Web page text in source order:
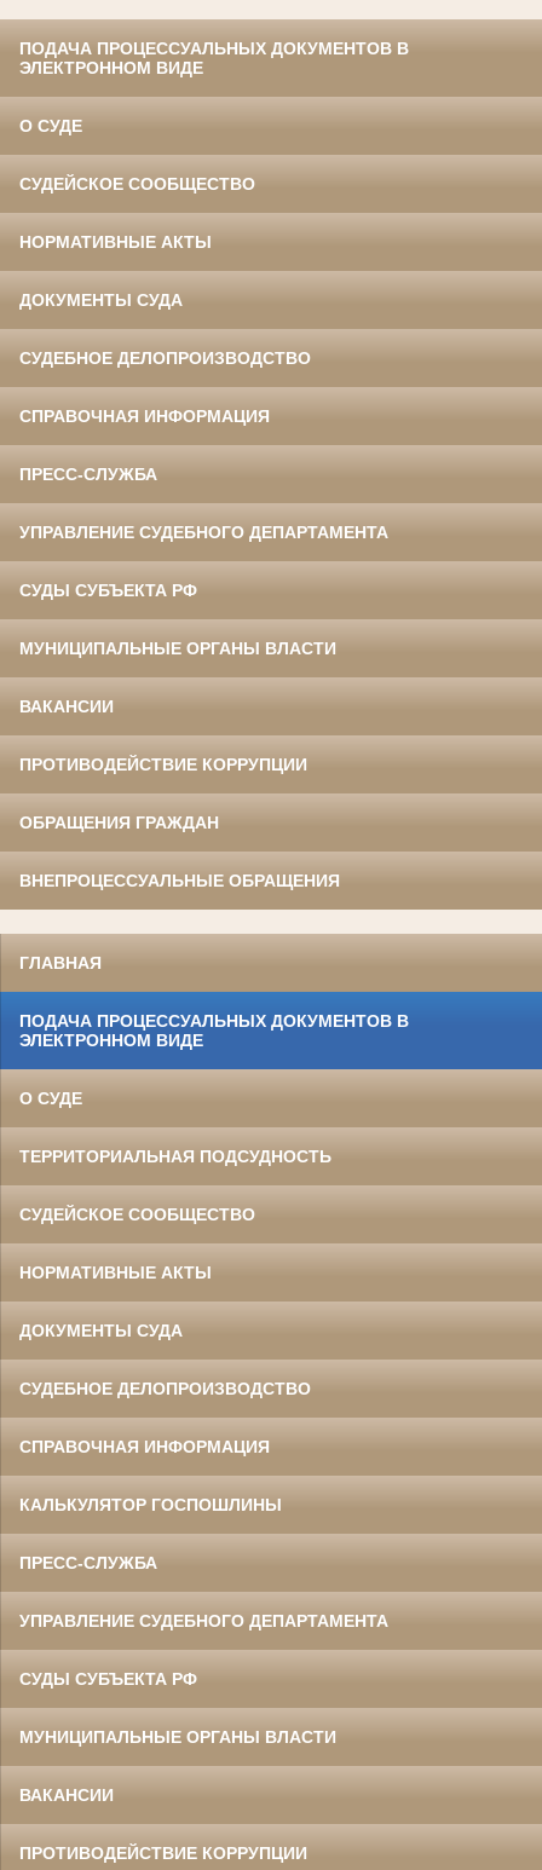
ПОДАЧА ПРОЦЕССУАЛЬНЫХ ДОКУМЕНТОВ В
ЭЛЕКТРОННОМ ВИДЕ
О СУДЕ
СУДЕЙСКОЕ СООБЩЕСТВО
НОРМАТИВНЫЕ АКТЫ
ДОКУМЕНТЫ СУДА
СУДЕБНОЕ ДЕЛОПРОИЗВОДСТВО
СПРАВОЧНАЯ ИНФОРМАЦИЯ
ПРЕСС-СЛУЖБА
УПРАВЛЕНИЕ СУДЕБНОГО ДЕПАРТАМЕНТА
СУДЫ СУБЪЕКТА РФ
МУНИЦИПАЛЬНЫЕ ОРГАНЫ ВЛАСТИ
ВАКАНСИИ
ПРОТИВОДЕЙСТВИЕ КОРРУПЦИИ
ОБРАЩЕНИЯ ГРАЖДАН
ВНЕПРОЦЕССУАЛЬНЫЕ ОБРАЩЕНИЯ
ГЛАВНАЯ
ПОДАЧА ПРОЦЕССУАЛЬНЫХ ДОКУМЕНТОВ В
ЭЛЕКТРОННОМ ВИДЕ
О СУДЕ
ТЕРРИТОРИАЛЬНАЯ ПОДСУДНОСТЬ
СУДЕЙСКОЕ СООБЩЕСТВО
НОРМАТИВНЫЕ АКТЫ
ДОКУМЕНТЫ СУДА
СУДЕБНОЕ ДЕЛОПРОИЗВОДСТВО
СПРАВОЧНАЯ ИНФОРМАЦИЯ
КАЛЬКУЛЯТОР ГОСПОШЛИНЫ
ПРЕСС-СЛУЖБА
УПРАВЛЕНИЕ СУДЕБНОГО ДЕПАРТАМЕНТА
СУДЫ СУБЪЕКТА РФ
МУНИЦИПАЛЬНЫЕ ОРГАНЫ ВЛАСТИ
ВАКАНСИИ
ПРОТИВОДЕЙСТВИЕ КОРРУПЦИИ